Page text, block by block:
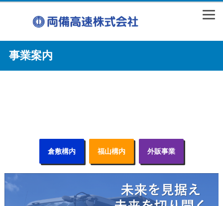
事業案内
倉敷構内 福山構内 外販事業